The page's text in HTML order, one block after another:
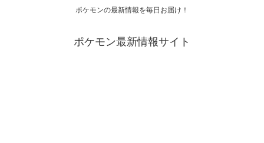
ポケモンの最新情報を毎日お届け！
ポケモン最新情報サイト